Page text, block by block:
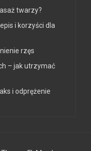
twarzy?
i korzyści dla
rzęs
– jak utrzymać
i odprężenie